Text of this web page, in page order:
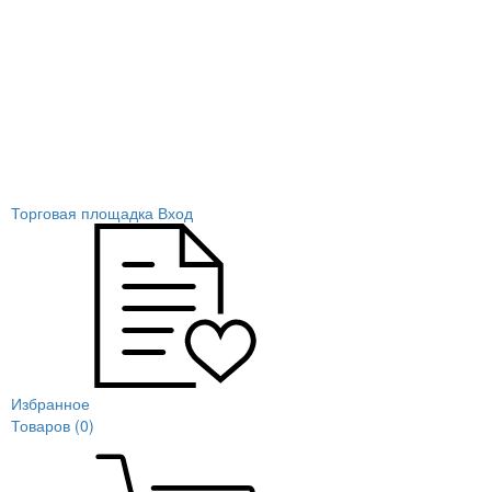
Торговая площадка Вход
Избранное
Товаров (0)